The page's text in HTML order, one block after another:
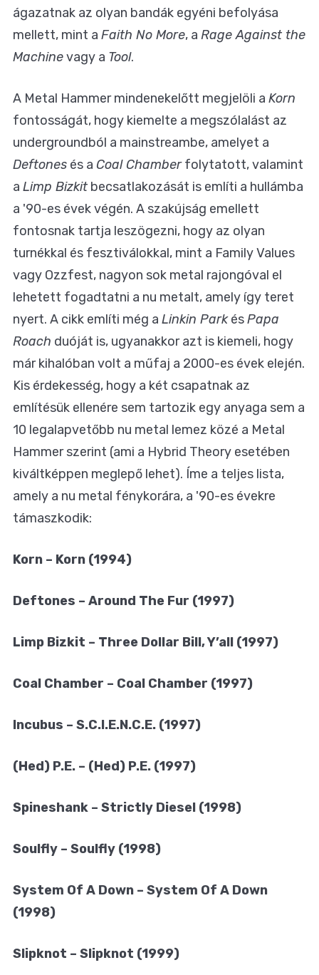
ágazatnak az olyan bandák egyéni befolyása
mellett, mint a Faith No More, a Rage Against the
Machinevagy a Tool.
A Metal Hammer mindenekelőtt megjelöli a Korn
fontosságát, hogy kiemelte a megszólalást az
undergroundból a mainstreambe, amelyet a
Deftones és a Coal Chamberfolytatott, valamint
a Limp Bizkit becsatlakozását is említi a hullámba
a '90-es évek végén. A szakújság emellett
fontosnak tartja leszögezni, hogy az olyan
turnékkal és fesztiválokkal, mint a Family Values
vagy Ozzfest, nagyon sok metal rajongóval el
lehetett fogadtatni a nu metalt, amely így teret
nyert. A cikk említi még a Linkin ParkésPapa
Roach duóját is, ugyanakkor azt is kiemeli, hogy
már kihalóban volt a műfaj a 2000-es évek elején.
Kis érdekesség, hogy a két csapatnak az
említésük ellenére sem tartozik egy anyaga sem a
10 legalapvetőbb nu metal lemez közé a Metal
Hammer szerint (ami a Hybrid Theory esetében
kiváltképpen meglepő lehet). Íme a teljes lista,
amely a nu metal fénykorára, a '90-es évekre
támaszkodik:
Korn – Korn (1994)
Deftones – Around The Fur (1997)
Limp Bizkit – Three Dollar Bill, Y’all (1997)
Coal Chamber – Coal Chamber (1997)
Incubus – S.C.I.E.N.C.E. (1997)
(Hed) P.E. – (Hed) P.E. (1997)
Spineshank – Strictly Diesel (1998)
Soulfly – Soulfly (1998)
System Of A Down – System Of A Down
(1998)
Slipknot – Slipknot (1999)